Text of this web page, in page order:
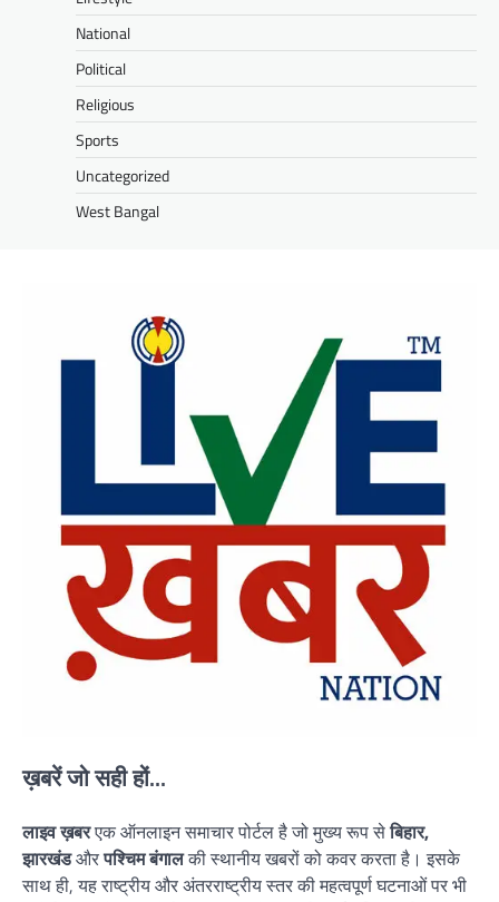
National
Political
Religious
Sports
Uncategorized
West Bangal
ख़बरें जो सही हों...
लाइव ख़बरएक ऑनलाइन समाचार पोर्टल है जो मुख्य रूप सेबिहार,
झारखंडऔरपश्चिम बंगालकी स्थानीय खबरों को कवर करता है। इसके
साथ ही, यह राष्ट्रीय और अंतरराष्ट्रीय स्तर की महत्वपूर्ण घटनाओं पर भी